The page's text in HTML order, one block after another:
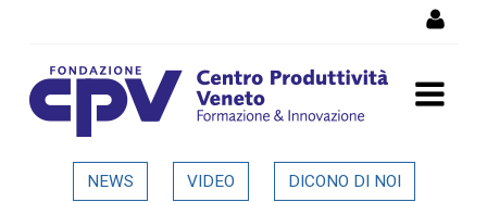
Emergenza Coronavirus -
NEWS VIDEO DICONO DI NOI